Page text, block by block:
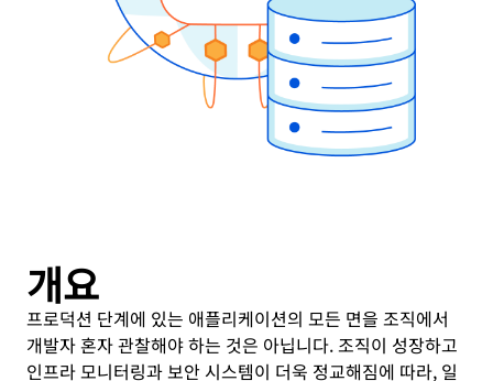
개요
프로덕션 단계에 있는 애플리케이션의 모든 면을 조직에서
개발자 혼자 관찰해야 하는 것은 아닙니다. 조직이 성장하고
인프라 모니터링과 보안 시스템이 더욱 정교해짐에 따라, 일